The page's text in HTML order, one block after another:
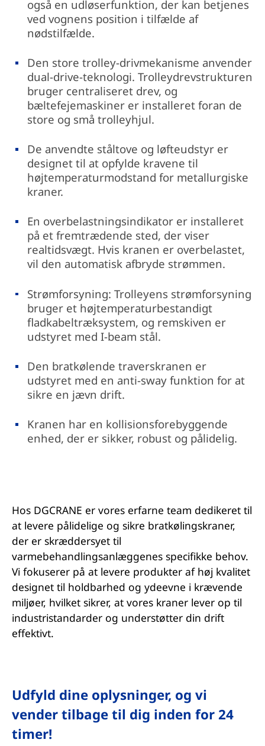
også en udløserfunktion, der kan betjenes
ved vognens position i tilfælde af
nødstilfælde.
Den store trolley-drivmekanisme anvender
dual-drive-teknologi. Trolleydrevstrukturen
bruger centraliseret drev, og
bæltefejemaskiner er installeret foran de
store og små trolleyhjul.
De anvendte ståltove og løfteudstyr er
designet til at opfylde kravene til
højtemperaturmodstand for metallurgiske
kraner.
En overbelastningsindikator er installeret
på et fremtrædende sted, der viser
realtidsvægt. Hvis kranen er overbelastet,
vil den automatisk afbryde strømmen.
Strømforsyning: Trolleyens strømforsyning
bruger et højtemperaturbestandigt
fladkabeltræksystem, og remskiven er
udstyret med I-beam stål.
Den bratkølende traverskranen er
udstyret med en anti-sway funktion for at
sikre en jævn drift.
Kranen har en kollisionsforebyggende
enhed, der er sikker, robust og pålidelig.
Hos DGCRANE er vores erfarne team dedikeret til
at levere pålidelige og sikre bratkølingskraner,
der er skræddersyet til
varmebehandlingsanlæggenes specifikke behov.
Vi fokuserer på at levere produkter af høj kvalitet
designet til holdbarhed og ydeevne i krævende
miljøer, hvilket sikrer, at vores kraner lever op til
industristandarder og understøtter din drift
effektivt.
Udfyld dine oplysninger, og vi
vender tilbage til dig inden for 24
timer!